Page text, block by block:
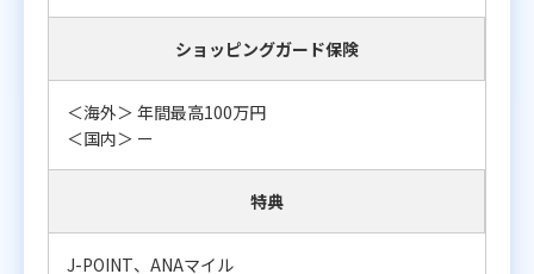
ショッピングガード保険
＜海外＞ 年間最高100万円
＜国内＞ ー
特典
J-POINT、ANAマイル